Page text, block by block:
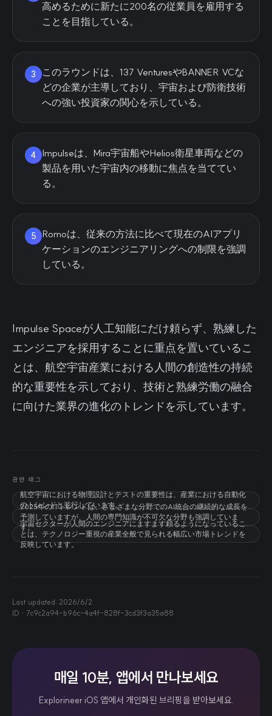
高めるために新たに200名の従業員を雇用する
ことを目指している。
3
このラウンドは、137 VenturesやBANNER VCな
どの企業が主導しており、宇宙および防衛技術
への強い投資家の関心を示している。
4
Impulseは、Mira宇宙船やHelios衛星車両などの
製品を用いた宇宙内の移動に焦点を当ててい
る。
5
Romoは、従来の方法に比べて現在のAIアプリ
ケーションのエンジニアリングへの制限を強調
している。
Impulse Spaceが人工知能にだけ頼らず、熟練した
エンジニアを採用することに重点を置いているこ
とは、航空宇宙産業における人間の創造性の持続
的な重要性を示しており、技術と熟練労働の融合
に向けた業界の進化のトレンドを示しています。
관련 태그
航空宇宙における物理設計とテストの重要性は、産業における自動化
のトレンドと並行しています。
2025年のITトレンドは、さまざまな分野でのAI統合の継続的な成長を
予測していますが、人間の専門知識が不可欠な分野も強調していま
す。
宇宙セクターが人間のエンジニアにますます頼るようになっているこ
とは、テクノロジー重視の産業全般で見られる幅広い市場トレンドを
反映しています。
Last updated: 2026/6/2
ID · 7c9c2a94-b96c-4a4f-828f-3cd3f3a35a88
매일 10분, 앱에서 만나보세요
Explorineer iOS 앱에서 개인화된 브리핑을 받아보세요.